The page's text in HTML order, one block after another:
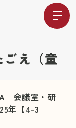
え（童
会議室・研
年【4-3